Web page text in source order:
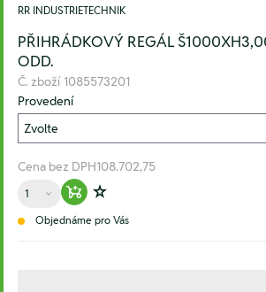
RR INDUSTRIETECHNIK
PŘIHRÁDKOVÝ REGÁL
ODD.
Č. zboží 1085573201
Provedení
Cena bez DPH108.702,75
Množství
Warenkorb hinzufügen
Zur Wunschliste
Objednáme pro Vás